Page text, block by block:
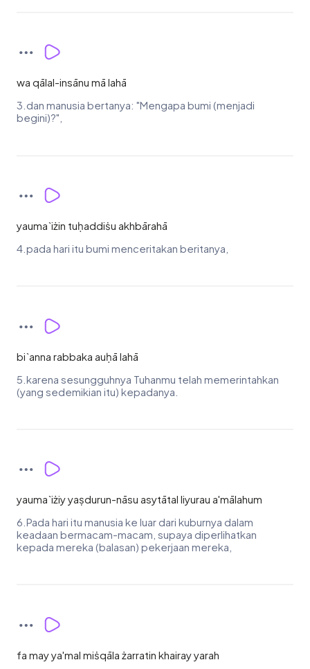
wa qālal-insānu mā lahā
3.dan manusia bertanya: "Mengapa bumi (menjadi
begini)?",
yauma`iżin tuḥaddiṡu akhbārahā
4.pada hari itu bumi menceritakan beritanya,
bi`anna rabbaka auḥā lahā
5.karena sesungguhnya Tuhanmu telah memerintahkan
(yang sedemikian itu) kepadanya.
yauma`iżiy yaṣdurun-nāsu asytātal liyurau a'mālahum
6.Pada hari itu manusia ke luar dari kuburnya dalam
keadaan bermacam-macam, supaya diperlihatkan
kepada mereka (balasan) pekerjaan mereka,
fa may ya'mal miṡqāla żarratin khairay yarah